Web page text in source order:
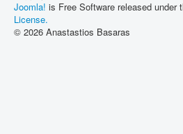
Joomla! is Free Software released under
License.
© 2026 Anastastios Basaras